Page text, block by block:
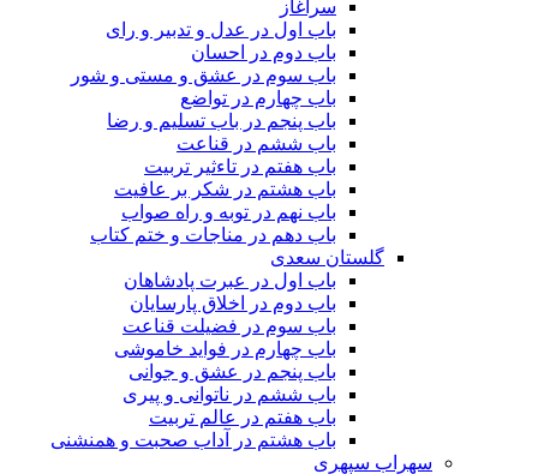
سرآغاز
باب اول در عدل و تدبیر و رای
باب دوم در احسان
باب سوم در عشق و مستی و شور
باب چهارم در تواضع
باب پنجم در باب تسلیم و رضا
باب ششم در قناعت
باب هفتم در تاءثیر تربیت
باب هشتم در شکر بر عافیت
باب نهم در توبه و راه صواب
باب دهم در مناجات و ختم کتاب
گلستان سعدی
باب اول در عبرت پادشاهان
باب دوم در اخلاق پارسایان
باب سوم در فضیلت قناعت
باب چهارم در فواید خاموشى
باب پنجم در عشق و جوانى
باب ششم در ناتوانى و پیرى
باب هفتم در عالم تربیت
باب هشتم در آداب صحبت و همنشنى
سهراب سپهری